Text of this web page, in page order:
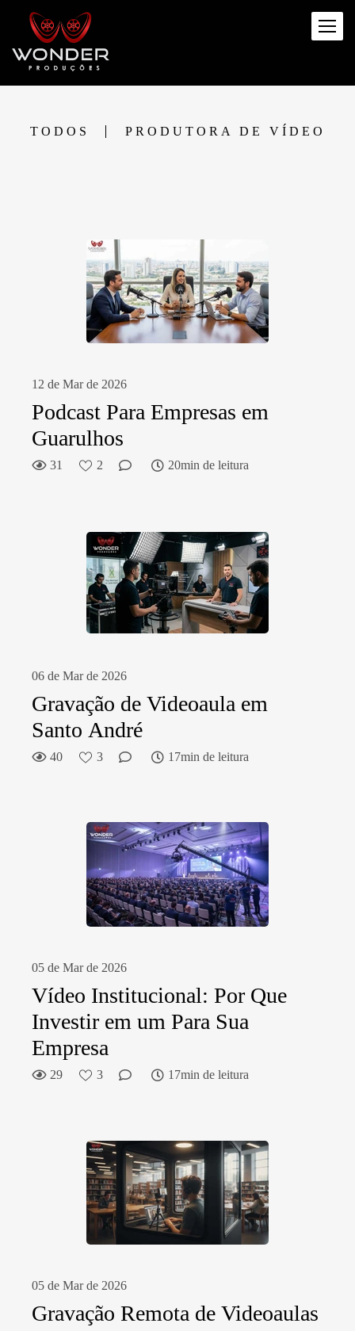
TODOS PRODUTORA DE VÍDEO
12 de Mar de 2026
Podcast Para Empresas em
Guarulhos
31 2 20min de leitura
06 de Mar de 2026
Gravação de Videoaula em
Santo André
40 3 17min de leitura
05 de Mar de 2026
Vídeo Institucional: Por Que
Investir em um Para Sua
Empresa
29 3 17min de leitura
05 de Mar de 2026
Gravação Remota de Videoaulas